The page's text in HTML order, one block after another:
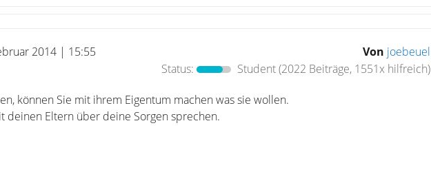
2014 | 15:55 Von joebeuel
Status:
Student(2022 Beiträge, 1551x hilfreich)
können Sie mit ihrem Eigentum machen was sie wollen.
deinen Eltern über deine Sorgen sprechen.